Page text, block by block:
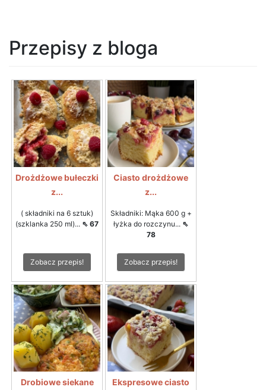
Przepisy z bloga
Drożdżowe bułeczki
z...
( składniki na 6 sztuk)
(szklanka 250 ml)... ⇖ 67
Zobacz przepis!
Ciasto drożdżowe
z...
Składniki: Mąka 600 g +
łyżka do rozczynu... ⇖
78
Zobacz przepis!
Drobiowe siekane
Ekspresowe ciasto